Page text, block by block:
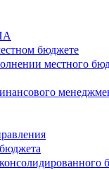
бюджете
местного